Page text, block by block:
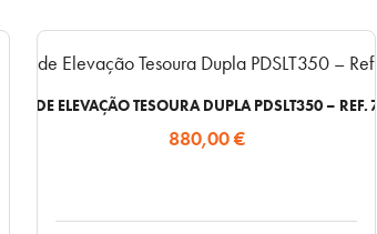
MESA DE ELEVAÇÃO TESOURA DUPLA PDSLT350 – REF.
880,00€
PASTA